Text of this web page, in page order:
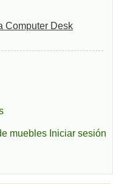
Computer Desk
muebles Iniciar sesión